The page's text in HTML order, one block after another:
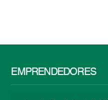
EMPRENDEDORES